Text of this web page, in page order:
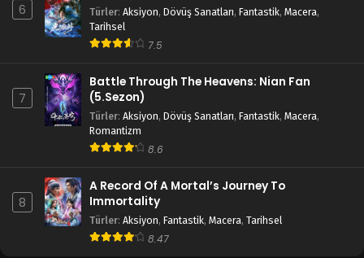
6 Türler: Aksiyon, Dövüş Sanatları, Fantastik, Macera,
Tarihsel
7.5
7
Battle Through The Heavens: Nian Fan
(5.Sezon)
Türler: Aksiyon, Dövüş Sanatları, Fantastik, Macera,
Romantizm
8.6
8
A Record Of A Mortal’s Journey To
Immortality
Türler: Aksiyon, Fantastik, Macera, Tarihsel
8.47